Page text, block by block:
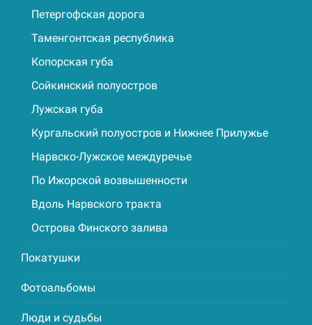
Петергофская дорога
Таменгонтская республика
Копорская губа
Сойкинский полуостров
Лужская губа
Кургальский полуостров и Нижнее Прилужье
Нарвско-Лужское междуречье
По Ижорской возвышенности
Вдоль Нарвского тракта
Острова Финского залива
Покатушки
Фотоальбомы
Люди и судьбы